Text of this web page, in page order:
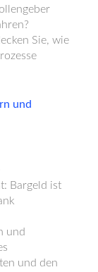
Sie, wie
und
Bargeld ist
und
und den